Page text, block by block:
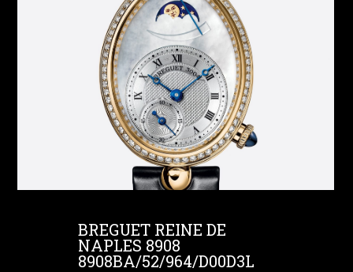
BREGUET REINE DE
NAPLES 8908
8908BA/52/964/D00D3L